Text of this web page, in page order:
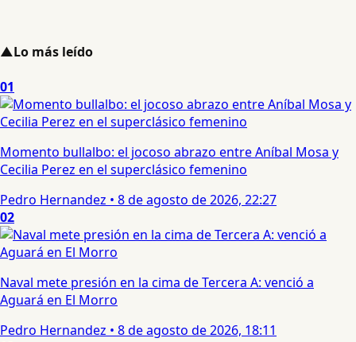
▲Lo más leído
01
Momento bullalbo: el jocoso abrazo entre Aníbal Mosa y
Cecilia Perez en el superclásico femenino
Pedro Hernandez • 8 de agosto de 2026, 22:27
02
Naval mete presión en la cima de Tercera A: venció a
Aguará en El Morro
Pedro Hernandez • 8 de agosto de 2026, 18:11